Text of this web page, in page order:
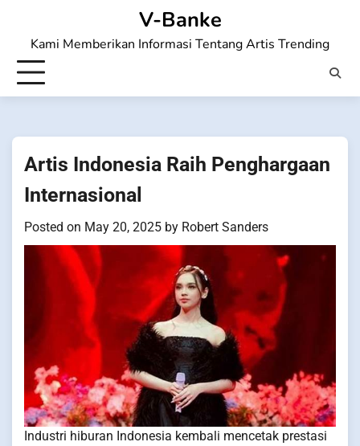
content
V-Banke
Kami Memberikan Informasi Tentang Artis Trending
Artis Indonesia Raih Penghargaan
Internasional
Posted on May 20, 2025 by Robert Sanders
Industri hiburan Indonesia kembali mencetak prestasi